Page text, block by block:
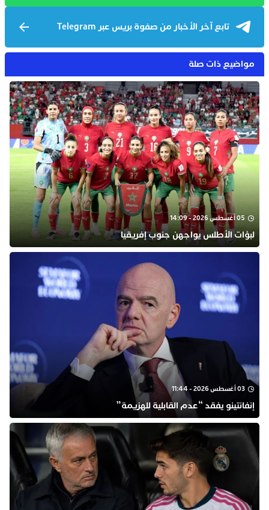
تابع آخر الأخبار من صفوة بريس عبر Telegram
مواضيع ذات صلة
05 أغسطس 2026 - 14:09
لبؤات الأطلس يواجهن جنوب إفريقيا
03 أغسطس 2026 - 11:44
إنفانتينو يفقد “عدم القابلية للهزيمة”